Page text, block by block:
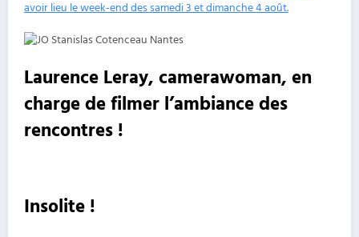
avoir lieu le week-end des samedi 3 et dimanche 4 août.
Laurence Leray, camerawoman, en
charge de filmer l’ambiance des
rencontres !
Insolite !